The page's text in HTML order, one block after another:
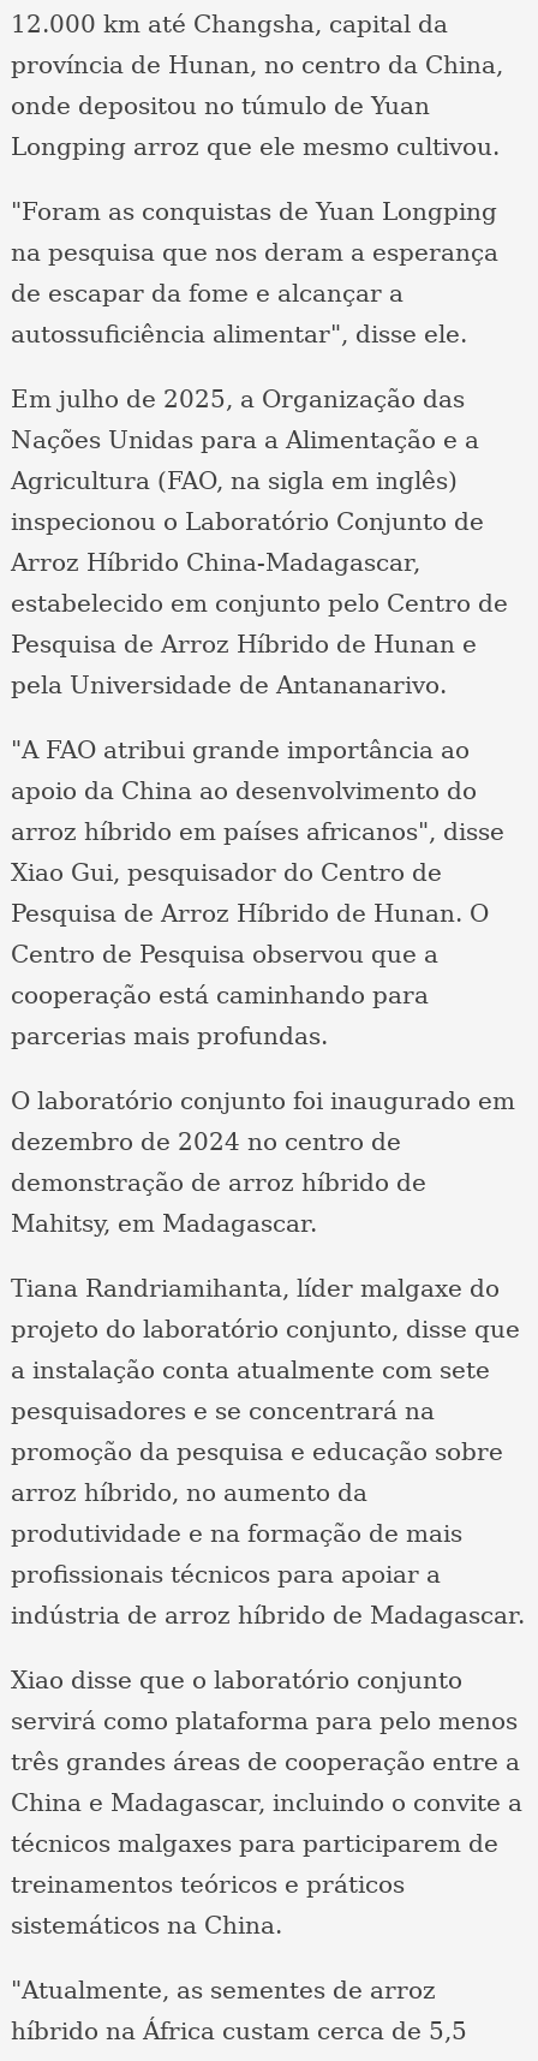
12.000 km até Changsha, capital da
província de Hunan, no centro da China,
onde depositou no túmulo de Yuan
Longping arroz que ele mesmo cultivou.
"Foram as conquistas de Yuan Longping
na pesquisa que nos deram a esperança
de escapar da fome e alcançar a
autossuficiência alimentar", disse ele.
Em julho de 2025, a Organização das
Nações Unidas para a Alimentação e a
Agricultura (FAO, na sigla em inglês)
inspecionou o Laboratório Conjunto de
Arroz Híbrido China-Madagascar,
estabelecido em conjunto pelo Centro de
Pesquisa de Arroz Híbrido de Hunan e
pela Universidade de Antananarivo.
"A FAO atribui grande importância ao
apoio da China ao desenvolvimento do
arroz híbrido em países africanos", disse
Xiao Gui, pesquisador do Centro de
Pesquisa de Arroz Híbrido de Hunan. O
Centro de Pesquisa observou que a
cooperação está caminhando para
parcerias mais profundas.
O laboratório conjunto foi inaugurado em
dezembro de 2024 no centro de
demonstração de arroz híbrido de
Mahitsy, em Madagascar.
Tiana Randriamihanta, líder malgaxe do
projeto do laboratório conjunto, disse que
a instalação conta atualmente com sete
pesquisadores e se concentrará na
promoção da pesquisa e educação sobre
arroz híbrido, no aumento da
produtividade e na formação de mais
profissionais técnicos para apoiar a
indústria de arroz híbrido de Madagascar.
Xiao disse que o laboratório conjunto
servirá como plataforma para pelo menos
três grandes áreas de cooperação entre a
China e Madagascar, incluindo o convite a
técnicos malgaxes para participarem de
treinamentos teóricos e práticos
sistemáticos na China.
"Atualmente, as sementes de arroz
híbrido na África custam cerca de 5,5